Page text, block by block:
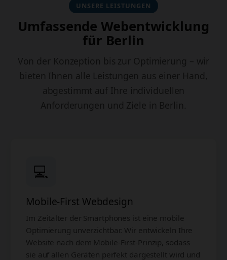
UNSERE LEISTUNGEN
Umfassende Webentwicklung
für Berlin
Von der Konzeption bis zur Optimierung – wir
bieten Ihnen alle Leistungen aus einer Hand,
abgestimmt auf Ihre individuellen
Anforderungen und Ziele in Berlin.
💻
Mobile-First Webdesign
Im Zeitalter der Smartphones ist eine mobile
Optimierung unverzichtbar. Wir entwickeln Ihre
Website nach dem Mobile-First-Prinzip, sodass
sie auf allen Geräten perfekt dargestellt wird und